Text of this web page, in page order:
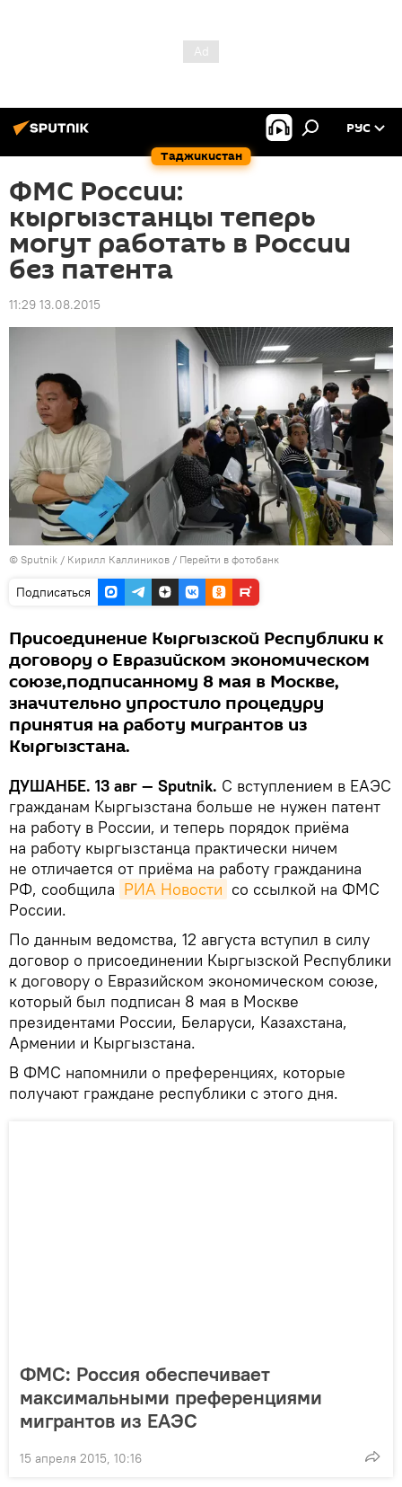
Таджикистан
РУС
ФМС России:
кыргызстанцы теперь
могут работать в России
без патента
11:29 13.08.2015
© Sputnik / Кирилл Каллиников / Перейти в фотобанк
Подписаться
Присоединение Кыргызской Республики к
договору о Евразийском экономическом
союзе,подписанному 8 мая в Москве,
значительно упростило процедуру
принятия на работу мигрантов из
Кыргызстана.
ДУШАНБЕ. 13 авг — Sputnik. С вступлением в ЕАЭС
гражданам Кыргызстана больше не нужен патент
на работу в России, и теперь порядок приёма
на работу кыргызстанца практически ничем
не отличается от приёма на работу гражданина
РФ, сообщила РИА Новости со ссылкой на ФМС
России.
По данным ведомства, 12 августа вступил в силу
договор о присоединении Кыргызской Республики
к договору о Евразийском экономическом союзе,
который был подписан 8 мая в Москве
президентами России, Беларуси, Казахстана,
Армении и Кыргызстана.
В ФМС напомнили о преференциях, которые
получают граждане республики с этого дня.
ФМС: Россия обеспечивает
максимальными преференциями
мигрантов из ЕАЭС
15 апреля 2015, 10:16